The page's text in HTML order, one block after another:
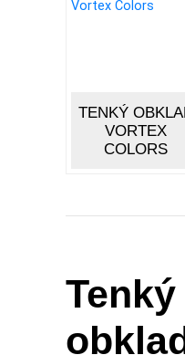
TENKÝ
VORTEX
COLORS